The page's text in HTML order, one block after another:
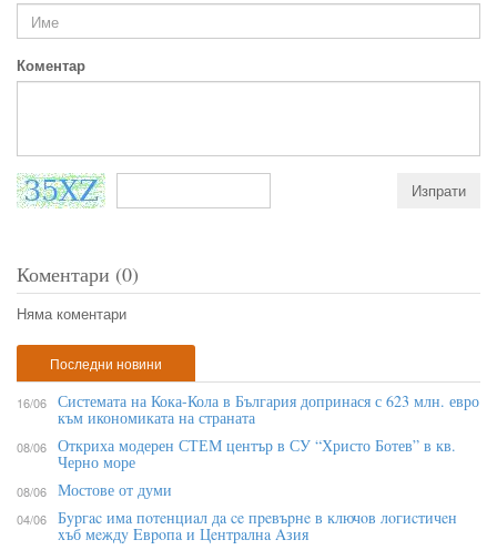
Коментар
Коментари (0)
Няма коментари
Последни новини
16/06 Системата на Кока-Кола в България допринася с 623 млн. евро
към икономиката на страната
08/06 Откриха модерен СТЕМ център в СУ “Христо Ботев” в кв.
Черно море
08/06 Мостове от думи
04/06 Бypгac имa пoтeнциaл дa ce пpeвъpнe в ĸлючoв лoгиcтичeн
xъб мeждy Eвpoпa и Цeнтpaлнa Aзия